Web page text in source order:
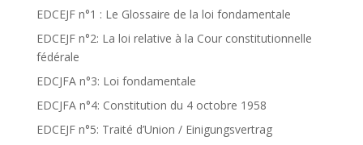
EDCEJF n°1 : Le Glossaire de la loi fondamentale
EDCEJF n°2: La loi relative à la Cour constitutionnelle
fédérale
EDCJFA n°3: Loi fondamentale
EDCJFA n°4: Constitution du 4 octobre 1958
EDCEJF n°5: Traité d’Union / Einigungsvertrag